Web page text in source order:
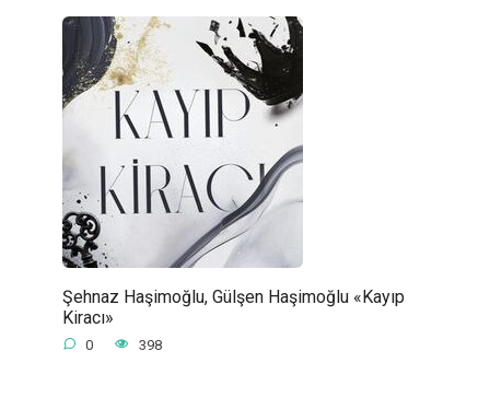
Şehnaz Haşimoğlu, Gülşen Haşimoğlu «Kayıp
Kiracı»
0 398